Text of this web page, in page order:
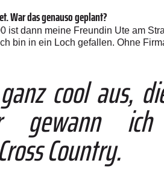
War das genauso geplant?
ist dann meine Freundin Ute am
bin in ein Loch gefallen. Ohne
cool aus,
gewann ich
Country.